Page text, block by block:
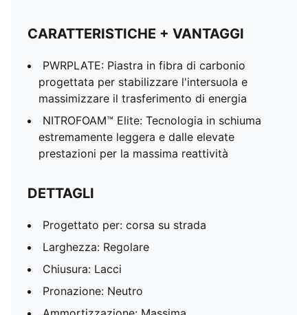
CARATTERISTICHE + VANTAGGI
PWRPLATE: Piastra in fibra di carbonio
progettata per stabilizzare l'intersuola e
massimizzare il trasferimento di energia
NITROFOAM™ Elite: Tecnologia in schiuma
estremamente leggera e dalle elevate
prestazioni per la massima reattività
DETTAGLI
Progettato per: corsa su strada
Larghezza: Regolare
Chiusura: Lacci
Pronazione: Neutro